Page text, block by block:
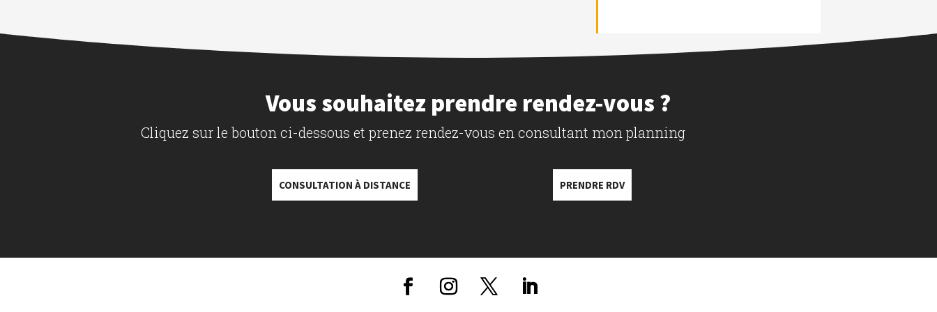
Vous souhaitez prendre rendez-vous ?
Cliquez sur le bouton ci-dessous et prenez rendez-vous en consultant mon planning
CONSULTATION À DISTANCE PRENDRE RDV